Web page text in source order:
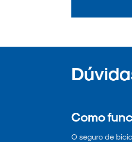
Como
O seguro de